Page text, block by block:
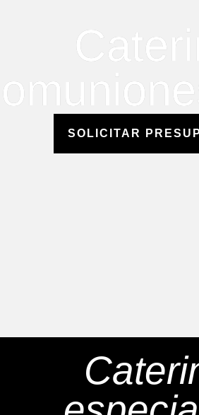
SOLICITAR